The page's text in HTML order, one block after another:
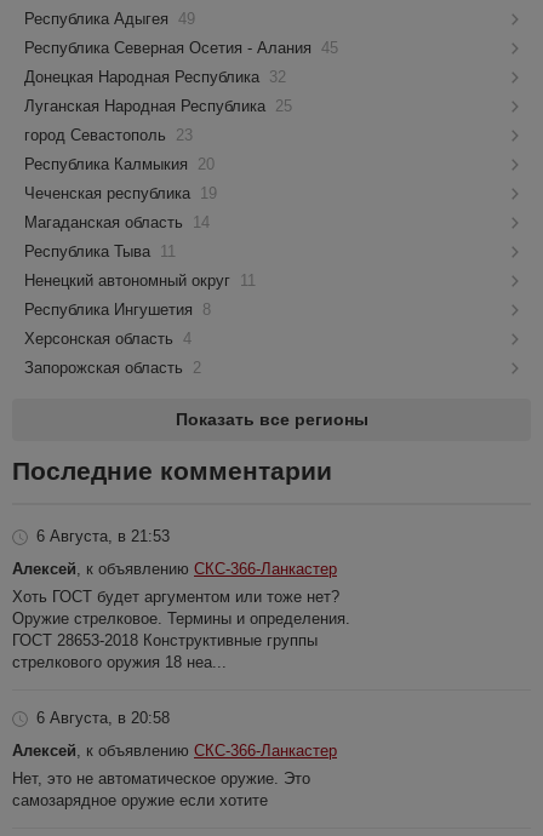
Республика Адыгея 49
Республика Северная Осетия - Алания 45
Донецкая Народная Республика 32
Луганская Народная Республика 25
город Севастополь
23
Республика Калмыкия
20
Чеченская республика 19
Магаданская область
14
Республика Тыва 11
Ненецкий автономный округ 11
Республика Ингушетия
8
Херсонская область 4
Запорожская область
2
Показать все регионы
Последние комментарии
6 Августа, в 21:53
Алексей , к объявлению СКС-366-Ланкастер
Хоть ГОСТ будет аргументом или тоже нет?
Оружие стрелковое. Термины и определения.
ГОСТ 28653-2018 Конструктивные группы
стрелкового оружия 18 неа...
6 Августа, в 20:58
Алексей , к объявлению СКС-366-Ланкастер
Нет, это не автоматическое оружие. Это
самозарядное оружие если хотите